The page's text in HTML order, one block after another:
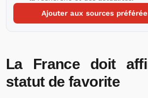
Ajouter aux sources
La France doit
statut de favorite